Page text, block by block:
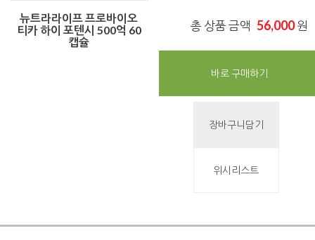
뉴트라라이프 프로바이오
티카 하이 포텐시 500억 60
캡슐
총 상품 금액 56,000원
바로 구매하기
장바구니담기
위시리스트